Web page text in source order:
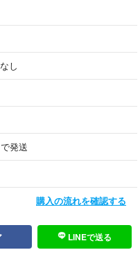
ます。目安としてお考えくださ
合がございますが、ランク基準
ん。
メージ等での返品はお受けでき
品固有のカラー表記ではござい
し
発送
購入の流れを確認する
LINEで送る